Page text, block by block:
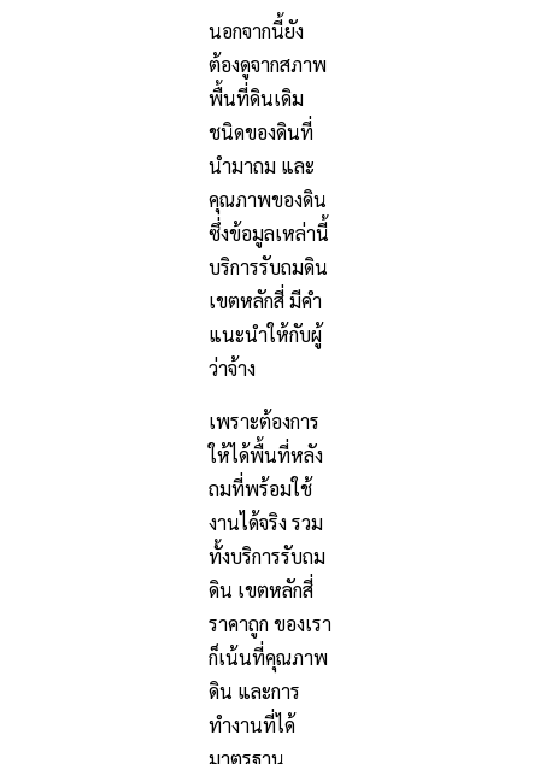
นอกจากนี้ยัง
ต้องดูจากสภาพ
พื้นที่ดินเดิม
ชนิดของดินที่
นำมาถม และ
คุณภาพของดิน
ซึ่งข้อมูลเหล่านี้
บริการรับถมดิน
เขตหลักสี่ มีคำ
แนะนำให้กับผู้
ว่าจ้าง
เพราะต้องการ
ให้ได้พื้นที่หลัง
ถมที่พร้อมใช้
งานได้จริง รวม
ทั้งบริการรับถม
ดิน เขตหลักสี่
ราคาถูก ของเรา
ก็เน้นที่คุณภาพ
ดิน และการ
ทำงานที่ได้
มาตรฐาน